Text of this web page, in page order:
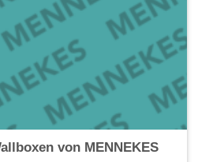
von MENNEKES